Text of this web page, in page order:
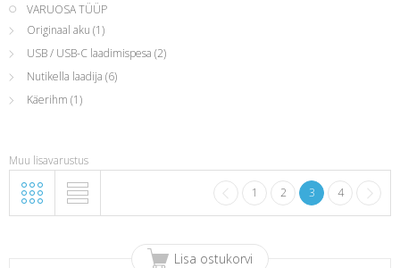
VARUOSA TÜÜP
Originaal aku (1)
USB / USB-C laadimispesa (2)
Nutikella laadija (6)
Käerihm (1)
Muu lisavarustus
1 2 3 4
Lisa ostukorvi